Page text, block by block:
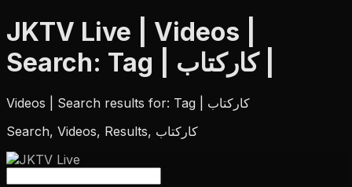
JKTV Live | Videos |
Search: Tag | کارکتاب |
Videos | Search results for: Tag | کارکتاب
Search, Videos, Results, کارکتاب